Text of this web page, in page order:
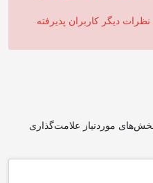
دیگر کاربران پذیرفته
موردنیاز علامت‌گذاری